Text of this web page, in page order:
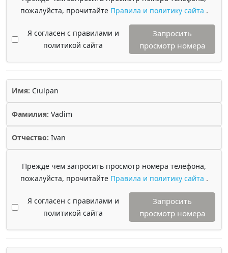
пожалуйста, прочитайте Правила и политику сайта .
Я согласен с правилами и
политикой сайта
Запросить
просмотр номера
Имя: Ciulpan
Фамилия: Vadim
Отчество: Ivan
Прежде чем запросить просмотр номера телефона,
пожалуйста, прочитайте Правила и политику сайта .
Я согласен с правилами и
политикой сайта
Запросить
просмотр номера